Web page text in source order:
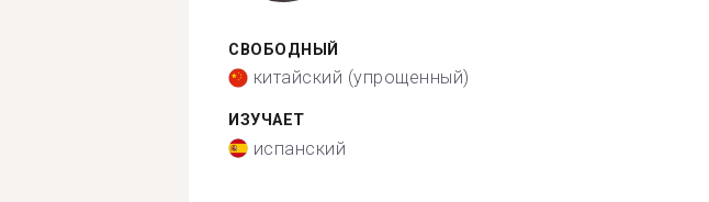
СВОБОДНЫЙ
китайский (упрощенный)
ИЗУЧАЕТ
испанский